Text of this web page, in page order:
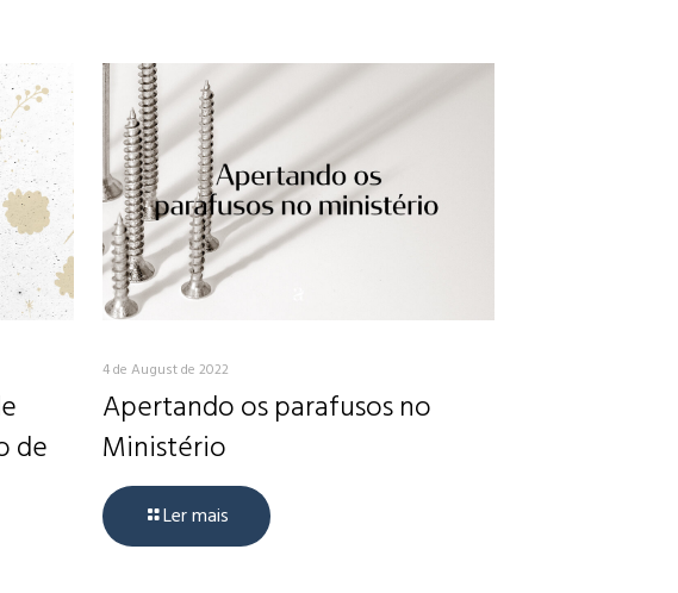
de
4 de August de 2022
Apertando os parafusos no
Ministério
Ler mais